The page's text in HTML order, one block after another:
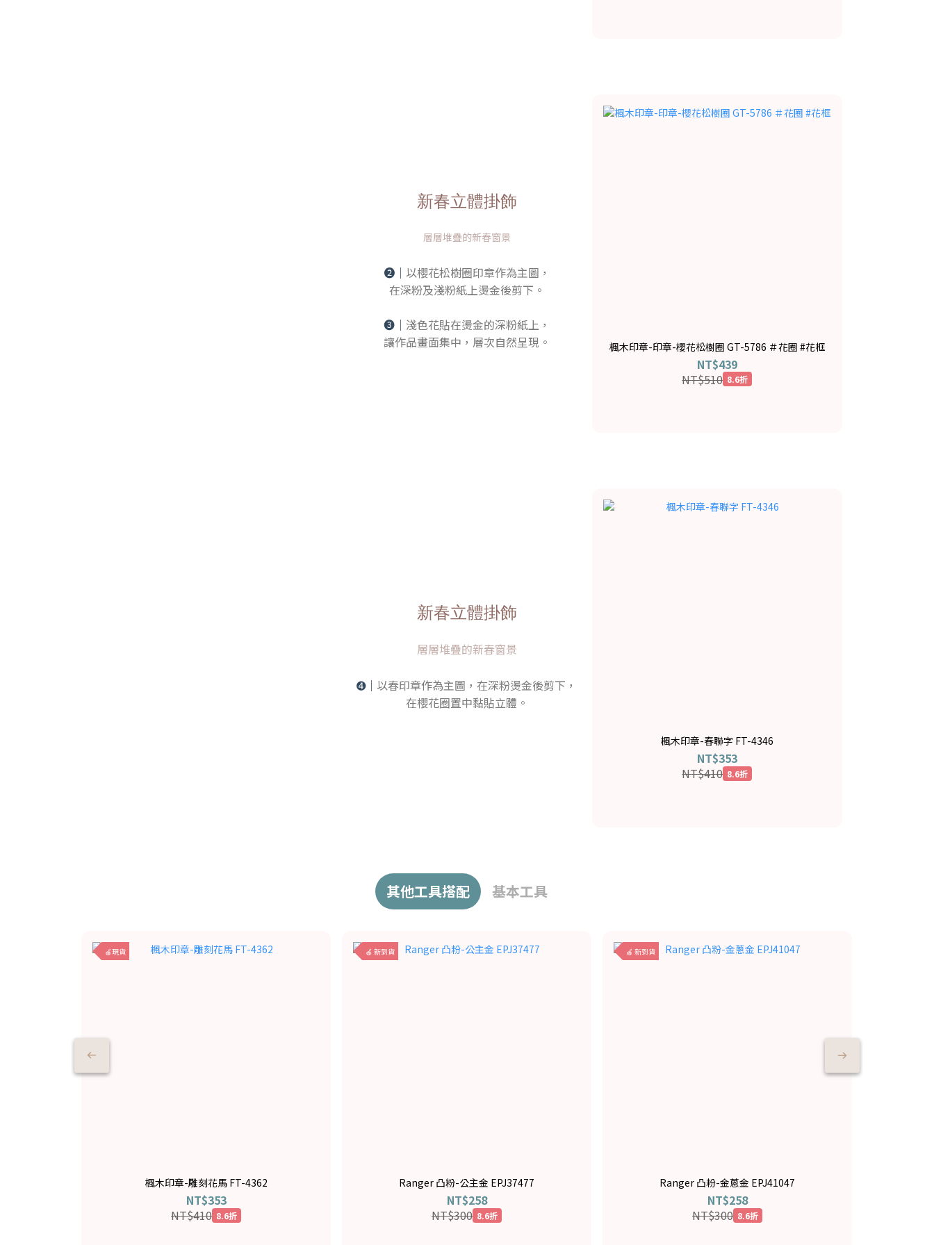
新春立體掛飾
層層堆疊的新春窗景
➋｜ 以櫻花松樹圈印章作為主圖，
在深粉及淺粉紙上燙金後剪下。
➌｜ 淺色花貼在燙金的深粉紙上，
讓作品畫面集中，層次自然呈現。
楓木印章-印章-櫻花松樹圈 GT-5786 ＃花圈 #花框
NT$439
NT$510 8.6折
新春立體掛飾
層層堆疊的新春窗景
➍｜ 以春印章作為主圖，在深粉燙金後剪下，
在櫻花圈置中黏貼立體。
楓木印章-春聯字 FT-4346
NT$353
NT$410 8.6折
其他工具搭配 基本工具
🍎現貨
楓木印章-雕刻花馬 FT-4362
NT$353
NT$410 8.6折
🍎 新到貨
Ranger 凸粉-公主金 EPJ37477
NT$258
NT$300 8.6折
🍎 新到貨
Ranger 凸粉-金蔥金 EPJ41047
NT$258
NT$300 8.6折